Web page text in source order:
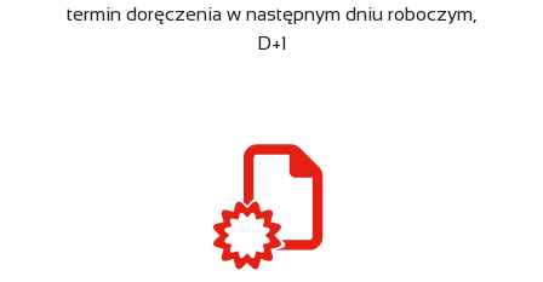
termin doręczenia w następnym dniu roboczym,
D+1